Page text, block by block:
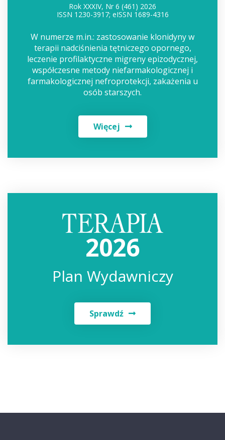
Rok XXXIV, Nr 6 (461) 2026
ISSN 1230-3917; eISSN 1689-4316
W numerze m.in.: zastosowanie klonidyny w
terapii nadciśnienia tętniczego opornego,
leczenie profilaktyczne migreny epizodycznej,
współczesne metody niefarmakologicznej i
farmakologicznej nefroprotekcji, zakażenia u
osób starszych.
Więcej
2026
Plan Wydawniczy
Sprawdź